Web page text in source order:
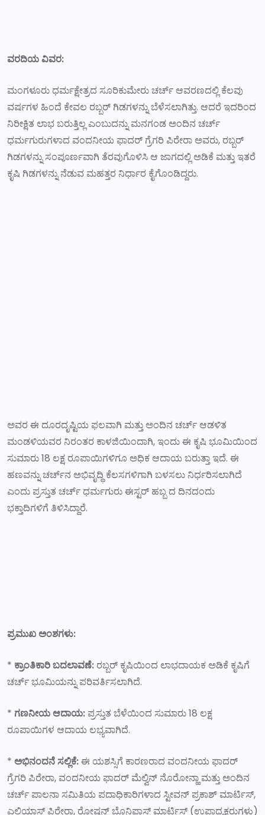
ವರದಿಯ ವಿವರ:
ಮಂಗಳೂರು ಧರ್ಮಕ್ಷೇತ್ರದ ಸೂರಿಕುಮೇರು ಚರ್ಚ್ ಆವರಣದಲ್ಲಿ ಕೆಲವು
ವರ್ಷಗಳ ಹಿಂದೆ ಕೇವಲ ರಬ್ಬರ್ ಗಿಡಗಳನ್ನು ಬೆಳೆಸಲಾಗಿತ್ತು. ಆದರೆ ಇದರಿಂದ
ನಿರೀಕ್ಷಿತ ಲಾಭ ಬರುತ್ತಿಲ್ಲ ಎಂಬುದನ್ನು ಮನಗಂಡ ಅಂದಿನ ಚರ್ಚ್
ಧರ್ಮಗುರುಗಳಾದ ವಂದನೀಯ ಫಾದರ್ ಗ್ರೆಗರಿ ಪಿರೇರಾ ಅವರು, ರಬ್ಬರ್
ಗಿಡಗಳನ್ನು ಸಂಪೂರ್ಣವಾಗಿ ತೆರವುಗೊಳಿಸಿ ಆ ಜಾಗದಲ್ಲಿ ಅಡಿಕೆ ಮತ್ತು ಇತರೆ
ಕೃಷಿ ಗಿಡಗಳನ್ನು ನೆಡುವ ಮಹತ್ತರ ನಿರ್ಧಾರ ಕೈಗೊಂಡಿದ್ದರು.
ಅವರ ಈ ದೂರದೃಷ್ಟಿಯ ಫಲವಾಗಿ ಮತ್ತು ಅಂದಿನ ಚರ್ಚ್ ಆಡಳಿತ
ಮಂಡಳಿಯವರ ನಿರಂತರ ಕಾಳಜಿಯಿಂದಾಗಿ, ಇಂದು ಈ ಕೃಷಿ ಭೂಮಿಯಿಂದ
ಸುಮಾರು 18 ಲಕ್ಷ ರೂಪಾಯಿಗಳಿಗೂ ಅಧಿಕ ಆದಾಯ ಬರುತ್ತಾ ಇದೆ. ಈ
ಹಣವನ್ನು ಚರ್ಚ್‌ನ ಅಭಿವೃದ್ಧಿ ಕೆಲಸಗಳಿಗಾಗಿ ಬಳಸಲು ನಿರ್ಧರಿಸಲಾಗಿದೆ
ಎಂದು ಪ್ರಸ್ತುತ ಚರ್ಚ್ ಧರ್ಮಗುರು ಈಸ್ಟರ್ ಹಬ್ಬ ದ ದಿನದಂದು
ಭಕ್ತಾದಿಗಳಿಗೆ ತಿಳಿಸಿದ್ದಾರೆ.
ಪ್ರಮುಖ ಅಂಶಗಳು:
* ಕ್ರಾಂತಿಕಾರಿ ಬದಲಾವಣೆ: ರಬ್ಬರ್ ಕೃಷಿಯಿಂದ ಲಾಭದಾಯಕ ಅಡಿಕೆ ಕೃಷಿಗೆ
ಚರ್ಚ್ ಭೂಮಿಯನ್ನು ಪರಿವರ್ತಿಸಲಾಗಿದೆ.
* ಗಣನೀಯ ಆದಾಯ: ಪ್ರಸ್ತುತ ಬೆಳೆಯಿಂದ ಸುಮಾರು 18 ಲಕ್ಷ
ರೂಪಾಯಿಗಳ ಆದಾಯ ಲಭ್ಯವಾಗಿದೆ.
* ಅಭಿನಂದನೆ ಸಲ್ಲಿಕೆ:ಈ ಯಶಸ್ಸಿಗೆ ಕಾರಣರಾದ ವಂದನೀಯ ಫಾದರ್
ಗ್ರೆಗರಿ ಪಿರೇರಾ, ವಂದನೀಯ ಫಾದರ್ ಮೆಲ್ವಿನ್ ನೊರೋನ್ಹಾ ಮತ್ತು ಅಂದಿನ
ಚರ್ಚ್ ಪಾಲನಾ ಸಮಿತಿಯ ಪದಾಧಿಕಾರಿಗಳಾದ ಸ್ಟೀವನ್ ಪ್ರಕಾಶ್ ಮಾರ್ಟಿಸ್,
ಎಲಿಯಾಸ್ ಪಿರೇರಾ, ರೋಷನ್ ಬೊನಿಫಾಸ್ ಮಾರ್ಟಿಸ್ (ಉಪಾಧ್ಯಕ್ಷರುಗಳು)